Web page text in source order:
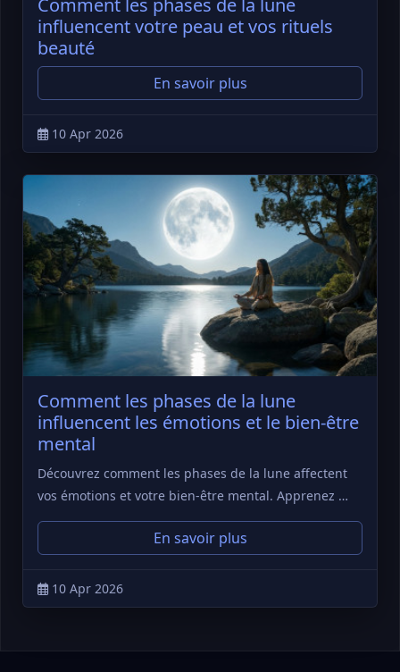
influencent votre peau et vos rituels
beauté
En savoir plus
10 Apr 2026
Comment les phases de la lune
influencent les émotions et le bien-être
mental
Découvrez comment les phases de la lune affectent
vos émotions et votre bien-être mental. Apprenez …
En savoir plus
10 Apr 2026